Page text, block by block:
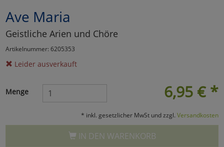
Ave Maria
Geistliche Arien und Chöre
Artikelnummer: 6205353
Leider ausverkauft
6,95 € *
Menge
* inkl. gesetzlicher MwSt und zzgl. Versandkosten
IN DEN WARENKORB
Marketing
Umfragetools
Cookies
Alle Akzeptieren
Cookies
zurückzu Haupptseite